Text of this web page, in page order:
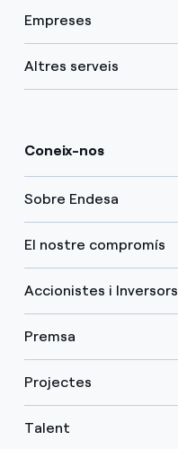
Empreses
Altres serveis
Coneix-nos
Sobre Endesa
El nostre compromís
Accionistes i Inversors
Premsa
Projectes
Talent